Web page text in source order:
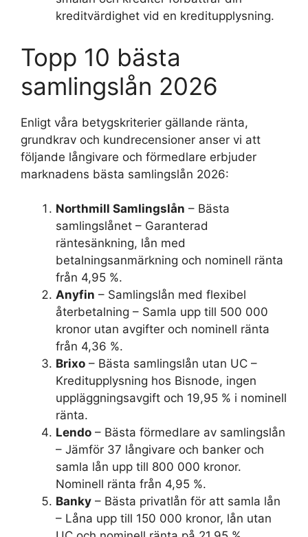
kreditvärdighet vid en kreditupplysning.
Topp 10 bästa
samlingslån 2026
Enligt våra betygskriterier gällande ränta,
grundkrav och kundrecensioner anser vi att
följande långivare och förmedlare erbjuder
marknadens bästa samlingslån 2026:
Northmill Samlingslån – Bästa
samlingslånet – Garanterad
räntesänkning, lån med
betalningsanmärkning och nominell ränta
från 4,95 %.
Anyfin – Samlingslån med flexibel
återbetalning – Samla upp till 500 000
kronor utan avgifter och nominell ränta
från 4,36 %.
Brixo – Bästa samlingslån utan UC –
Kreditupplysning hos Bisnode, ingen
uppläggningsavgift och 19,95 % i nominell
ränta.
Lendo – Bästa förmedlare av samlingslån
– Jämför 37 långivare och banker och
samla lån upp till 800 000 kronor.
Nominell ränta från 4,95 %.
Banky – Bästa privatlån för att samla lån
– Låna upp till 150 000 kronor, lån utan